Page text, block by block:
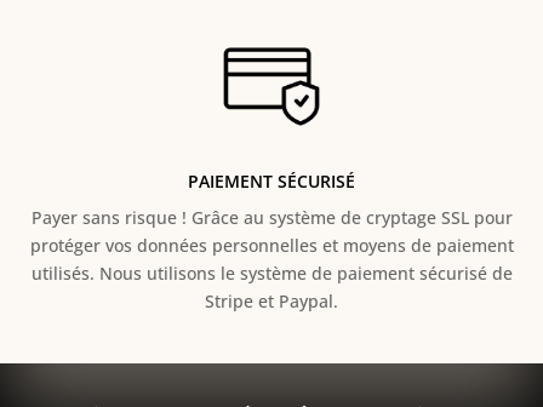
PAIEMENT SÉCURISÉ
Payer sans risque ! Grâce au système de cryptage SSL pour
protéger vos données personnelles et moyens de paiement
utilisés. Nous utilisons le système de paiement sécurisé de
Stripe et Paypal.